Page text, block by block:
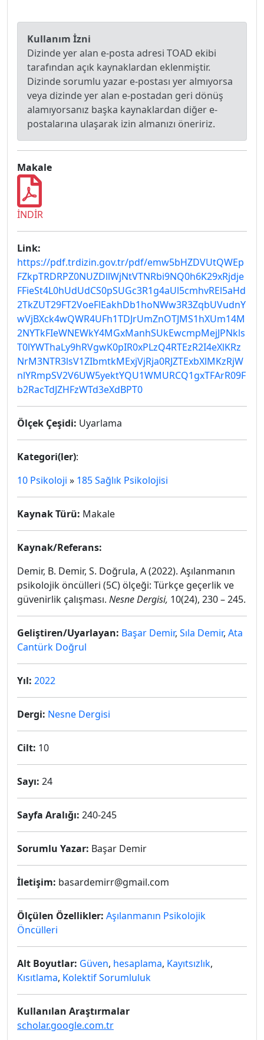
Kullanım İzni
Dizinde yer alan e-posta adresi TOAD ekibi
tarafından açık kaynaklardan eklenmiştir.
Dizinde sorumlu yazar e-postası yer almıyorsa
veya dizinde yer alan e-postadan geri dönüş
alamıyorsanız başka kaynaklardan diğer e-
postalarına ulaşarak izin almanızı öneririz.
Makale
İNDİR
Link:
https://pdf.trdizin.gov.tr/pdf/emw5bHZDVUtQWEp
FZkpTRDRPZ0NUZDllWjNtVTNRbi9NQ0h6K29xRjdje
FFieSt4L0hUdUdCS0pSUGc3R1g4aUl5cmhvREl5aHd
2TkZUT29FT2VoeFlEakhDb1hoNWw3R3ZqbUVudnY
wVjBXck4wQWR4UFh1TDJrUmZnOTJMS1hXUm14M
2NYTkFIeWNEWkY4MGxManhSUkEwcmpMejJPNkls
T0lYWThaLy9hRVgwK0pIR0xPLzQ4RTEzR2I4eXlKRz
NrM3NTR3lsV1ZIbmtkMExjVjRja0RJZTExbXlMKzRjW
nlYRmpSV2V6UW5yektYQU1WMURCQ1gxTFArR09F
b2RacTdJZHFzWTd3eXdBPT0
Ölçek Çeşidi: Uyarlama
Kategori(ler):
10 Psikoloji » 185 Sağlık Psikolojisi
Kaynak Türü: Makale
Kaynak/Referans:
Demir, B. Demir, S. Doğrula, A (2022). Aşılanmanın
psikolojik öncülleri (5C) ölçeği: Türkçe geçerlik ve
güvenirlik çalışması. Nesne Dergisi, 10(24), 230 – 245.
Geliştiren/Uyarlayan: Başar Demir, Sıla Demir, Ata
Cantürk Doğrul
Yıl: 2022
Dergi: Nesne Dergisi
Cilt: 10
Sayı: 24
Sayfa Aralığı: 240-245
Sorumlu Yazar: Başar Demir
İletişim: basardemirr@gmail.com
Ölçülen Özellikler: Aşılanmanın Psikolojik
Öncülleri
Alt Boyutlar: Güven, hesaplama, Kayıtsızlık,
Kısıtlama, Kolektif Sorumluluk
Kullanılan Araştırmalar
scholar.google.com.tr